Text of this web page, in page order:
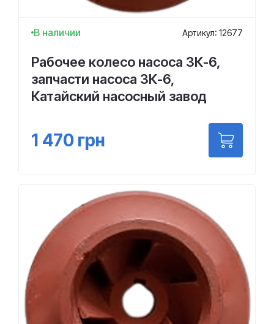
В наличии Артикул: 12677
Рабочее колесо насоса 3К-6,
запчасти насоса 3К-6,
Катайский насосный завод
1 470 грн